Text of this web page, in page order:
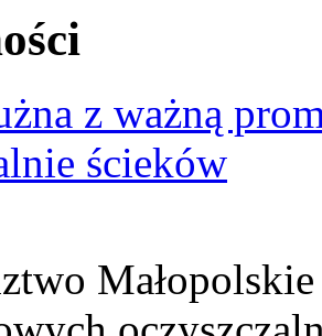
z ważną
ścieków